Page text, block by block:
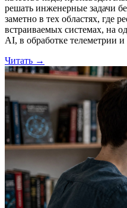
решать инженерные задачи
заметно в тех областях, где
встраиваемых системах, на
AI, в обработке телеметрии
Читать →